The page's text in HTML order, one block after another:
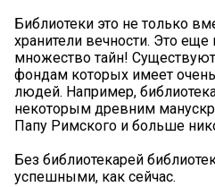
Библиотеки это не только
хранители вечности. Это
множество тайн!
фондам которых имеет
людей. Например,
некоторым древним
Папу Римского и больше
Без библиотекарей
успешными, как сейчас.